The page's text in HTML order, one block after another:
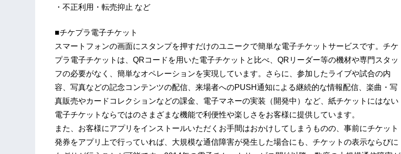
・不正利用・転売抑止 など
■チケプラ電子チケット
スマートフォンの画面にスタンプを押すだけのユニークで簡単な電子チケットサービスです。チケ
プラ電子チケットは、QRコードを用いた電子チケットと比べ、QRリーダー等の機材や専門スタッ
フの必要がなく、簡単なオペレーションを実現しています。さらに、参加したライブや試合の内
容、写真などの記念コンテンツの配信、来場者へのPUSH通知による継続的な情報配信、楽曲・写
真販売やカードコレクションなどの課金、電子マネーの実装（開発中）など、紙チケットにはない
電子チケットならではのさまざまな機能で利便性や楽しさをお客様に提供しています。
また、お客様にアプリをインストールいただくお手間はおかけしてしまうものの、事前にチケット
発券をアプリ上で行っていれば、大規模な通信障害が発生した場合にも、チケットの表示ならびに